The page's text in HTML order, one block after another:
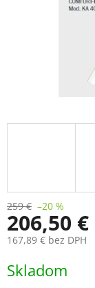
259 € –20 %
206,50 €
167,89 € bez DPH
cena:
Skladom